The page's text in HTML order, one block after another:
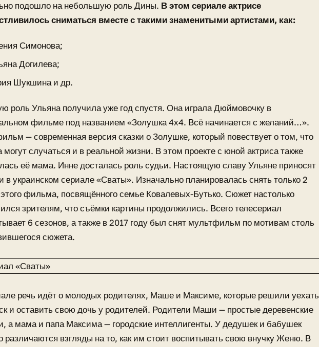
подошло на небольшую роль Дины. В этом сериале актрисе
сниматься вместе с такими знаменитыми артистами, как:
Симонова;
Догилева;
Шукшина и др.
роль Ульяна получила уже год спустя. Она играла Дюймовочку в
фильме под названием «Золушка 4х4. Всё начинается с желаний…».
— современная версия сказки о Золушке, который повествует о том, что
могут случаться и в реальной жизни. В этом проекте с юной актриса также
её мама. Инне досталась роль судьи. Настоящую славу Ульяне приносят
в украинском сериале «Сваты». Изначально планировалась снять только 2
фильма, посвящённого семье Ковалевых-Бутько. Сюжет настолько
зрителям, что съёмки картины продолжились. Всего телесериал
6 сезонов, а также в 2017 году был снят мультфильм по мотивам столь
сюжета.
речь идёт о молодых родителях, Маше и Максиме, которые решили уехать
и оставить свою дочь у родителей. Родители Маши — простые деревенские
а мама и папа Максима — городские интеллигенты. У дедушек и бабушек
различаются взгляды на то, как им стоит воспитывать свою внучку Женю. В